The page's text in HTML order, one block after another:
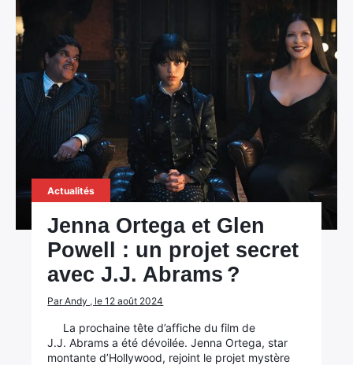
Actualités
Jenna Ortega et Glen
Powell : un projet secret
avec J.J. Abrams ?
Par Andy , le 12 août 2024
La prochaine tête d’affiche du film de
J.J. Abrams a été dévoilée. Jenna Ortega, star
montante d’Hollywood, rejoint le projet mystère